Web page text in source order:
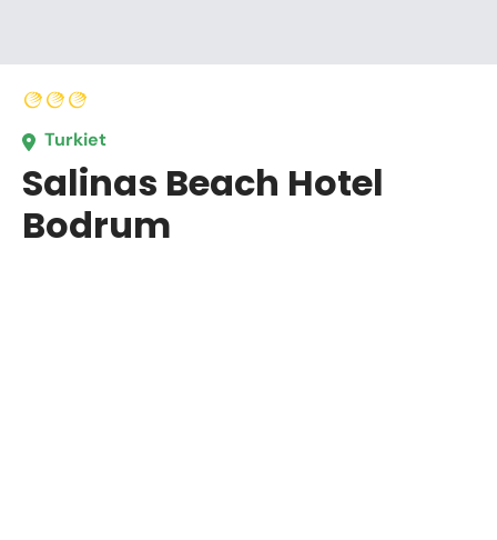
Turkiet
Salinas Beach Hotel
Bodrum